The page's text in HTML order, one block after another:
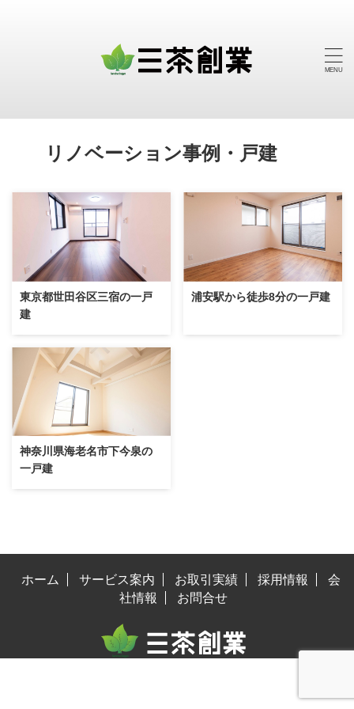
リノベーション事例・戸建
東京都世田谷区三宿の一戸
建
浦安駅から徒歩8分の一戸建
神奈川県海老名市下今泉の
一戸建
ホーム サービス案内 お取引実績 採用情報
会
社情報
お問合せ